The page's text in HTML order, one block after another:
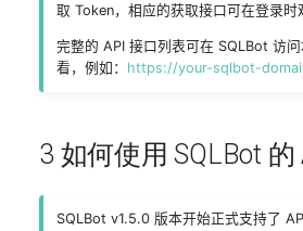
取 Token，相应的获取接口可在登录时
完整的 API 接口列表可在 SQLBot 访
看，例如： https://your-sqlbot-
3 如何使用 SQLBot 的
SQLBot v1.5.0 版本开始正式支持了